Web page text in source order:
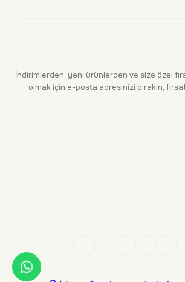
İndirimlerden, yeni ürünlerden ve size özel
olmak için e-posta adresinizi bırakın,
Kredi kartı bilgileriniz 256 bit SSL sertifikası